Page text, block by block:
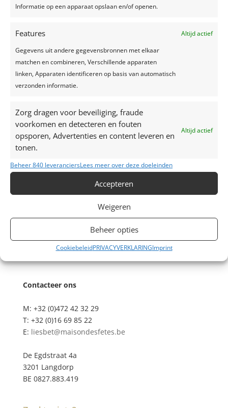
Informatie op een apparaat opslaan en/of openen.
Features
Altijd actief
Gegevens uit andere gegevensbronnen met elkaar
matchen en combineren, Verschillende apparaten
linken, Apparaten identificeren op basis van automatisch
verzonden informatie.
Zorg dragen voor beveiliging, fraude
voorkomen en detecteren en fouten
opsporen, Advertenties en content leveren en
tonen.
Altijd actief
Beheer 840 leveranciersLees meer over deze doeleinden
Accepteren
Weigeren
Beheer opties
CookiebeleidPRIVACYVERKLARINGImprint
Een feest plannen, wat geef je uit?
Trouwjurken trends 2024
Zelfgemaakte limonade, hét recept voor een
verkoelend drankje!
Top 7 trends voor huwelijken in 2024-2025
Recente reacties
Contacteer ons
M: +32 (0)472 42 32 29
T: +32 (0)16 69 85 22
E: liesbet@maisondesfetes.be
De Egdstraat 4a
3201 Langdorp
BE 0827.883.419